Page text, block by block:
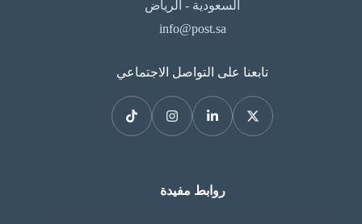
السعودية - الرياض
info@post.sa
تابعنا على التواصل الاجتماعي
روابط مفيدة